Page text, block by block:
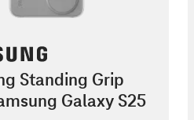
Standing Grip
Galaxy S25